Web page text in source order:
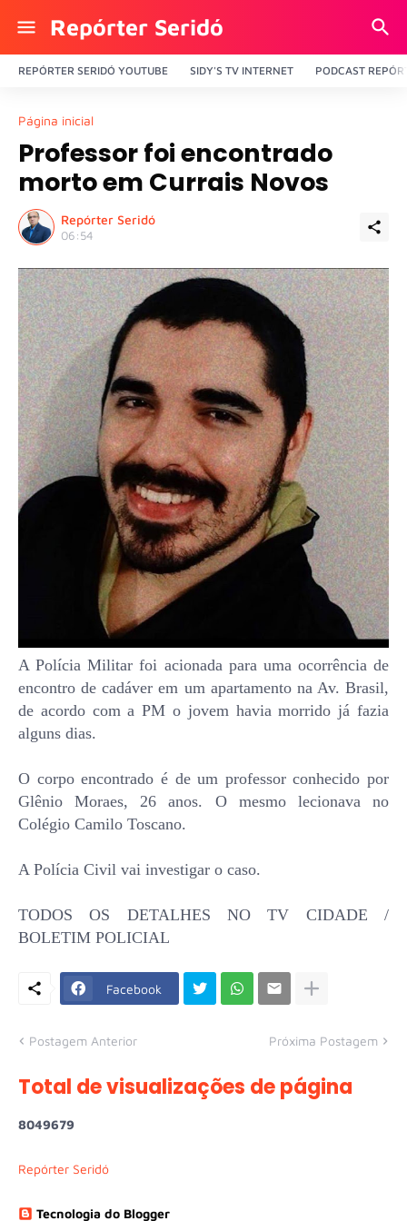
Repórter Seridó
REPÓRTER SERIDÓ YOUTUBE SIDY'S TV INTERNET PODCAST
Página inicial
Professor foi encontrado
morto em Currais Novos
Repórter Seridó
06:54
A Polícia Militar foi acionada para uma ocorrência de
encontro de cadáver em um apartamento na Av. Brasil,
de acordo com a PM o jovem havia morrido já fazia
alguns dias.
O corpo encontrado é de um professor conhecido por
Glênio Moraes, 26 anos. O mesmo lecionava no
Colégio Camilo Toscano.
A Polícia Civil vai investigar o caso.
TODOS OS DETALHES NO TV CIDADE /
BOLETIM POLICIAL
Facebook
Postagem Anterior Próxima Postagem
Total de visualizações de página
8049679
Repórter Seridó
Tecnologia do Blogger